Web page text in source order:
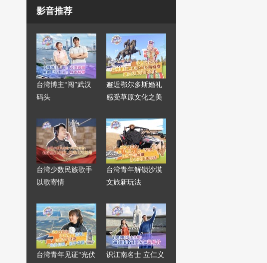
影音推荐
台湾博主“闯”武汉
码头
邂逅鄂尔多斯婚礼
感受草原文化之美
台湾少数民族歌手
以歌寄情
台湾青年解锁沙漠
文旅新玩法
台湾青年见证“光伏
识江南名士 立仁义